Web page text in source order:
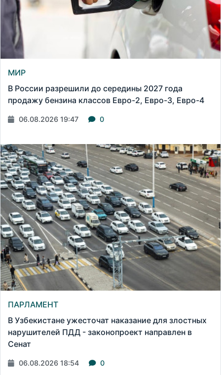
МИР
В России разрешили до середины 2027 года
продажу бензина классов Евро-2, Евро-3, Евро-4
06.08.2026 19:47 0
ПАРЛАМЕНТ
В Узбекистане ужесточат наказание для злостных
нарушителей ПДД - законопроект направлен в
Сенат
06.08.2026 18:54 0